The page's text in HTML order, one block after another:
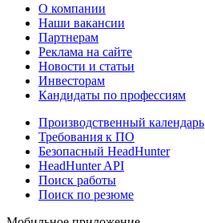
О компании
Наши вакансии
Партнерам
Реклама на сайте
Новости и статьи
Инвесторам
Кандидаты по профессиям
Производственный календарь
Требования к ПО
Безопасный HeadHunter
HeadHunter API
Поиск работы
Поиск по резюме